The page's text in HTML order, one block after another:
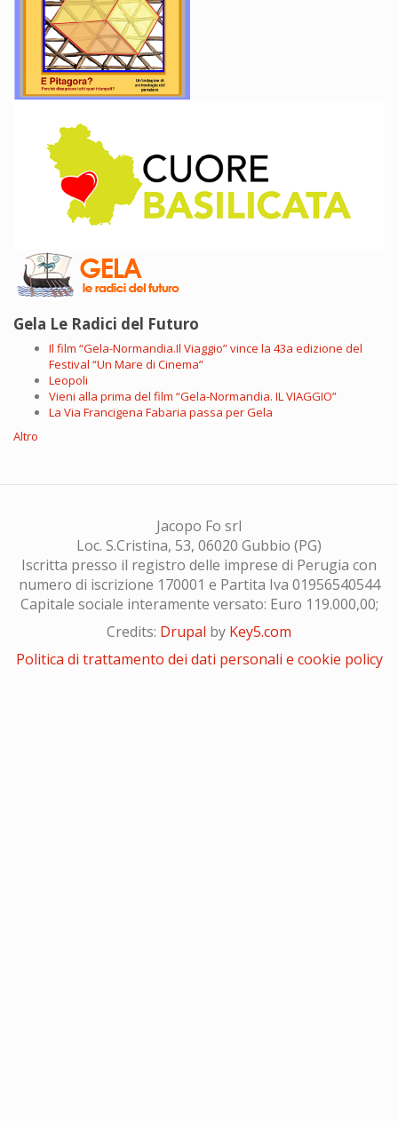
Gela Le Radici del Futuro
Il film “Gela-Normandia.Il Viaggio” vince la 43a edizione del
Festival “Un Mare di Cinema”
Leopoli
Vieni alla prima del film “Gela-Normandia. IL VIAGGIO”
La Via Francigena Fabaria passa per Gela
Altro
Jacopo Fo srl
Loc. S.Cristina, 53, 06020 Gubbio (PG)
Iscritta presso il registro delle imprese di Perugia con
numero di iscrizione 170001 e Partita Iva 01956540544
Capitale sociale interamente versato: Euro 119.000,00;
Credits: Drupal by Key5.com
Politica di trattamento dei dati personali e cookie policy